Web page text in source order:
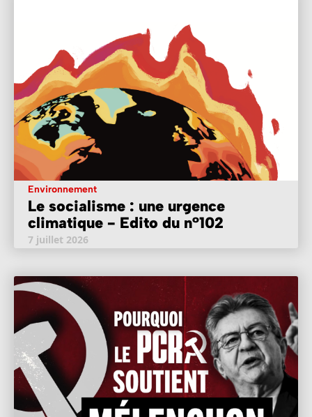
Environnement
Le socialisme : une urgence
climatique - Edito du n°102
7 juillet 2026